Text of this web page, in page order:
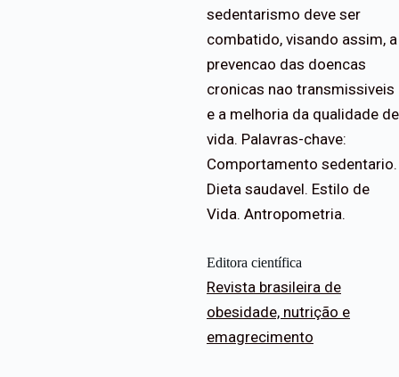
sedentarismo deve ser
combatido, visando assim, a
prevencao das doencas
cronicas nao transmissiveis
e a melhoria da qualidade de
vida. Palavras-chave:
Comportamento sedentario.
Dieta saudavel. Estilo de
Vida. Antropometria.
Editora científica
Revista brasileira de
obesidade, nutrição e
emagrecimento